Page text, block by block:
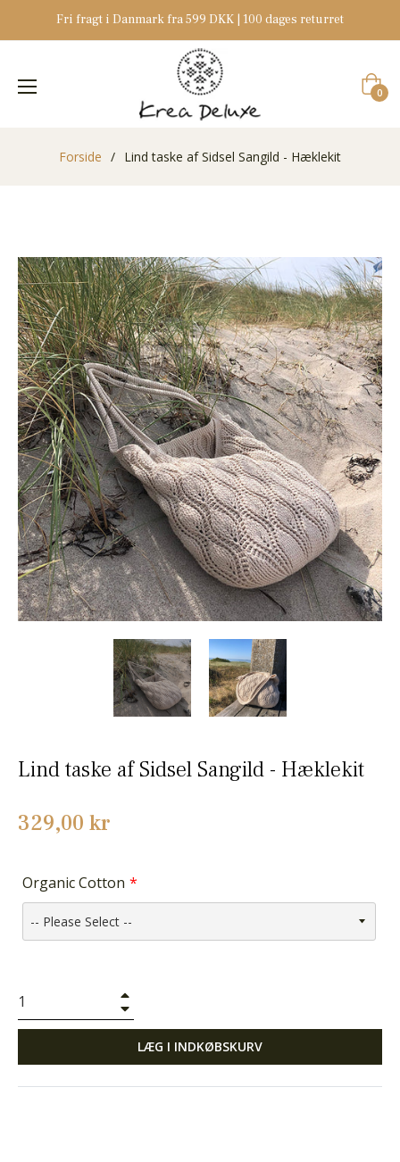
Fri fragt i Danmark fra 599 DKK | 100 dages returret
0
Forside / Lind taske af Sidsel Sangild - Hæklekit
Lind taske af Sidsel Sangild - Hæklekit
Normalpris
329,00 kr
Organic Cotton
LÆG I INDKØBSKURV